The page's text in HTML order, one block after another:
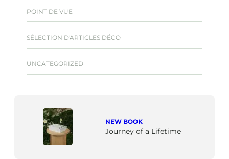
POINT DE VUE
SÉLECTION D'ARTICLES DÉCO
UNCATEGORIZED
NEW BOOK
Journey of a Lifetime